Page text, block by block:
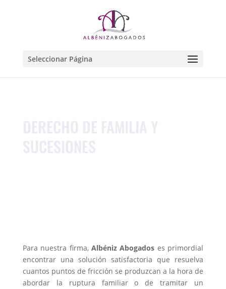
Seleccionar Página
Para nuestra firma, Albéniz Abogados es primordial
encontrar una solución satisfactoria que resuelva
cuantos puntos de fricción se produzcan a la hora de
abordar la ruptura familiar o de tramitar un